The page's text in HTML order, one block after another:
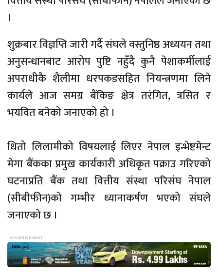
।
शुक्रबार विज्ञप्ति जारी गर्दै संघले वस्तुनिष्ठ अध्ययन तथा
अनुसन्धानबाट आरोप पुष्टि नहुँदै कुनै पेशाकर्मीलाई
अपराधीकै शैलीमा धरपकडसहित नियन्त्रणमा लिने
कार्यले आज समग्र बैंकिङ क्षेत्र तरंगित, त्रसित र
भयवित बनेको जनाएको हो ।
धितो लिलामीको विषयलाई लिएर नेपाल इन्भेष्टमेन्ट
मेगा बैंकका प्रमुख कार्यकारी अधिकृत पक्राउ गरिएको
घटनाप्रति बैंक तथा वित्तीय संस्था परिसंघ नेपाल
(सीबीफीन)को गम्भीर ध्यानाकर्षण भएको संघले
जनाएको छ ।